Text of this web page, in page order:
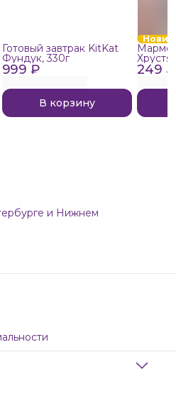
999 ₽
Готовый завтрак KitKat
Фундук, 330г
В корзину
249 ₽
и Нижнем